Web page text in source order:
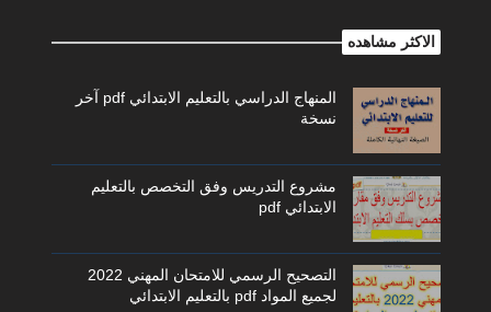
الاكثر مشاهده
المنهاج الدراسي بالتعليم الابتدائي pdf آخر
نسخة
مشروع التدريس وفق التخصص بالتعليم
الابتدائي pdf
التصحيح الرسمي للامتحان المهني 2022
لجميع المواد pdf بالتعليم الابتدائي